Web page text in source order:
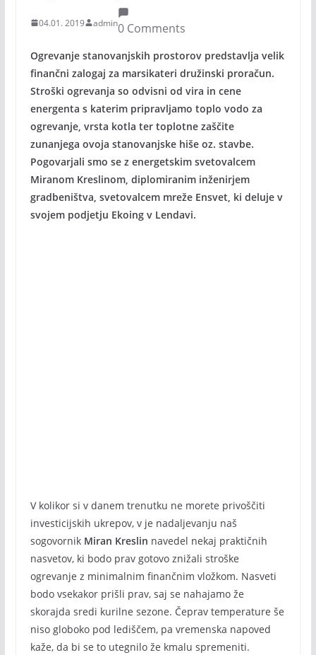
04.01. 2019 admin0 Comments
Ogrevanje stanovanjskih prostorov predstavlja velik
finančni zalogaj za marsikateri družinski proračun.
Stroški ogrevanja so odvisni od vira in cene
energenta s katerim pripravljamo toplo vodo za
ogrevanje, vrsta kotla ter toplotne zaščite
zunanjega ovoja stanovanjske hiše oz. stavbe.
Pogovarjali smo se z energetskim svetovalcem
Miranom Kreslinom, diplomiranim inženirjem
gradbeništva, svetovalcem mreže Ensvet, ki deluje v
svojem podjetju Ekoing v Lendavi.
V kolikor si v danem trenutku ne morete privoščiti
investicijskih ukrepov, v je nadaljevanju naš
sogovornik Miran Kreslin navedel nekaj praktičnih
nasvetov, ki bodo prav gotovo znižali stroške
ogrevanje z minimalnim finančnim vložkom. Nasveti
bodo vsekakor prišli prav, saj se nahajamo že
skorajda sredi kurilne sezone. Čeprav temperature še
niso globoko pod lediščem, pa vremenska napoved
kaže, da bi se to utegnilo že kmalu spremeniti.